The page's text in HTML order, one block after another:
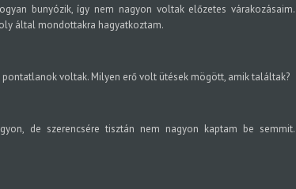
bunyózik, így nem nagyon voltak előzetes várakozásaim.
által mondottakra hagyatkoztam.
voltak. Milyen erő volt ütések mögött, amik találtak?
de szerencsére tisztán nem nagyon kaptam be semmit.